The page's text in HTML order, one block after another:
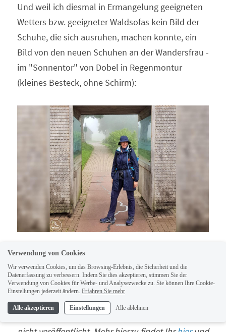
Und weil ich diesmal in Ermangelung geeigneten
Wetters bzw. geeigneter Waldsofas kein Bild der
Schuhe, die sich ausruhen, machen konnte, ein
Bild von den neuen Schuhen an der Wandersfrau -
im "Sonnentor" von Dobel in Regenmontur
(kleines Besteck, ohne Schirm):
Hinterlasst einen Kommentar (Eingabefeld unten).
Bevor Euer Kommentar freigeschaltet wird,
schaue ich noch mal drauf. Als Namen könnt Ihr
ein Pseudonym wählen. Eure E-Mail-Adresse wird
Verwendung von Cookies
Wir verwenden Cookies, um das Browsing-Erlebnis, die Sicherheit und die
Datenerfassung zu verbessern. Indem Sie dies akzeptieren, stimmen Sie der
Verwendung von Cookies für Werbe- und Analysezwecke zu. Sie können Ihre Cookie-
Einstellungen jederzeit ändern. Erfahren Sie mehr
Alle akzeptieren Einstellungen Alle ablehnen